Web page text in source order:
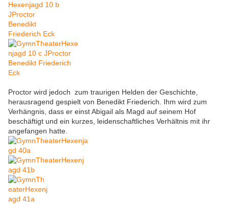
Proctor wird jedoch zum traurigen Helden der Geschichte,
herausragend gespielt von Benedikt Friederich. Ihm wird zum
Verhängnis, dass er einst Abigail als Magd auf seinem Hof
beschäftigt und ein kurzes, leidenschaftliches Verhältnis mit ihr
angefangen hatte.